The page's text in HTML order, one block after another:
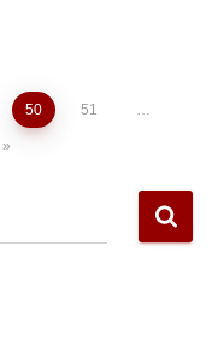
50 51 …